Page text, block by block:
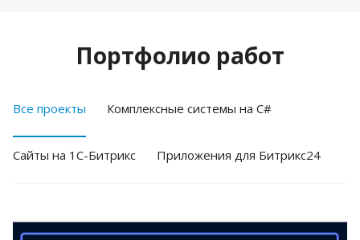
Портфолио работ
Все проекты Комплексные системы на C#
Cайты на 1С-Битрикс Приложения для Битрикс24